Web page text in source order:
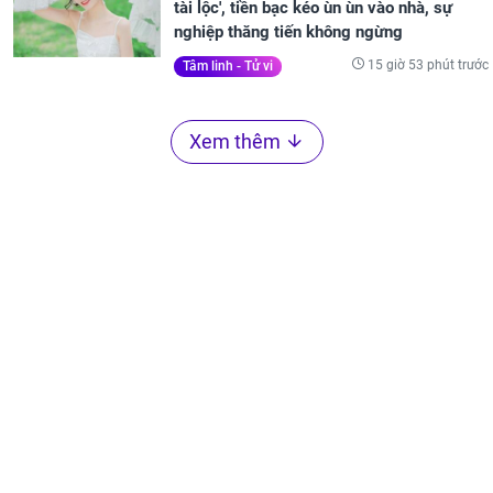
tài lộc', tiền bạc kéo ùn ùn vào nhà, sự
nghiệp thăng tiến không ngừng
Tâm linh - Tử vi 15 giờ 53 phút trước
Xem thêm